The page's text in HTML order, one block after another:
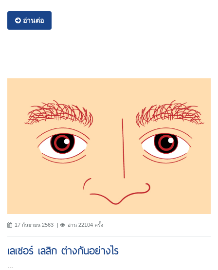
อ่านต่อ
17 กันยายน 2563 อ่าน 22104 ครั้ง
เลเซอร์ เลสิก ต่างกันอย่างไร